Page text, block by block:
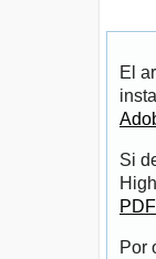
El
Si
Por